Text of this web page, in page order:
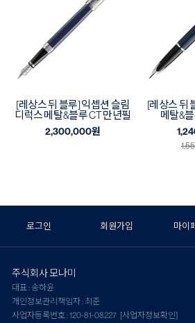
[레상스 뒤 블루] 익셉션 슬림
디럭스 메탈&블루 CT 만년필
2,300,000원
[레상스 뒤
메탈&
로그인 회원가입 마이
주식회사 모나미
대표 : 송하윤
개인정보관리책임자 : 최준
사업자등록번호 : 120-81-08227 [사업자정보확인]